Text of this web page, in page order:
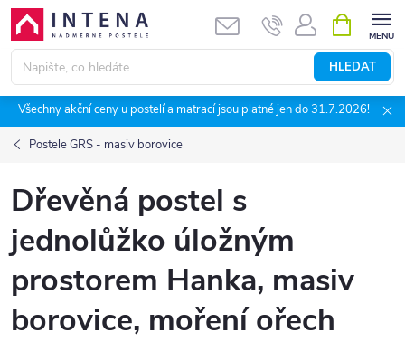
Přejít
obsah
HLEDAT
NÁKUPNÍ
KOŠÍK
Všechny akční ceny u postelí a matrací jsou platné jen do 31.7.2026!
Postele GRS - masiv borovice
Dřevěná postel s
jednolůžko úložným
prostorem Hanka, masiv
borovice, moření ořech